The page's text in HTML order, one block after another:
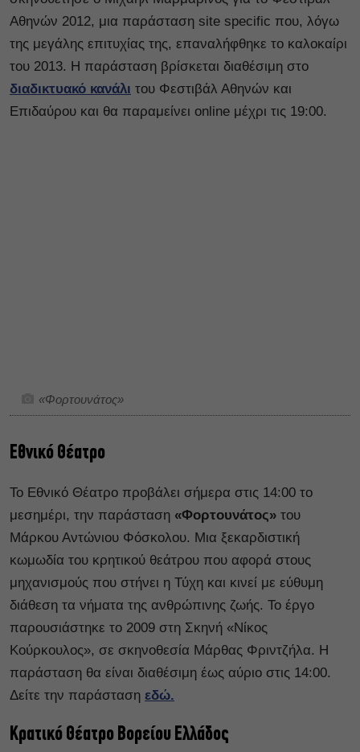
Αθηνών 2012, μια παράσταση site specific που, λόγω
της μεγάλης επιτυχίας της, επαναλήφθηκε το καλοκαίρι
του 2013. Η παράσταση βρίσκεται διαθέσιμη στο
διαδικτυακό κανάλι του Φεστιβάλ Αθηνών και
Επιδαύρου και θα παραμείνει online μέχρι τις 19:00.
«Φορτουνάτος»
Εθνικό Θέατρο
Το Εθνικό Θέατρο προβάλει σήμερα στις 14:00 το
μεσημέρι, την παράσταση «Φορτουνάτος» του
Μάρκου Αντώνιου Φόσκολου. Μια ξεκαρδιστική
κωμωδία του κρητικού θεάτρου που αφορά στους
μηχανισμούς που στήνει η Τύχη και κινεί με εύθυμη
διάθεση τα νήματα της ανθρώπινης ζωής. Το έργο
παρουσιάστηκε το 2009 στη Σκηνή «Νίκος
Κούρκουλος», σε σκηνοθεσία Μάρθας Φριντζήλα. Η
παράσταση θα είναι διαθέσιμη έως αύριο στις 14:00.
Δείτε την παράσταση εδώ.
Κρατικό Θέατρο Βορείου Ελλάδος